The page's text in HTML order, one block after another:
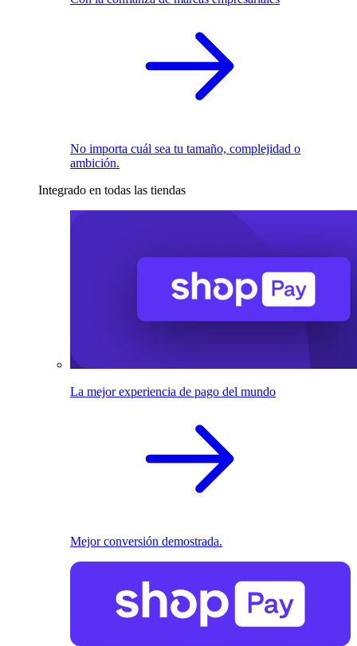
No importa cuál sea tu tamaño, complejidad o
ambición.
Integrado en todas las tiendas
La mejor experiencia de pago del mundo
Mejor conversión demostrada.